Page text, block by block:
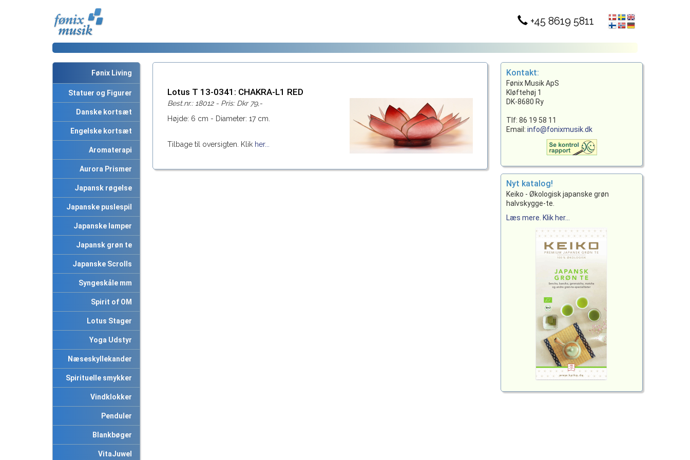
+45 8619 5811
Fønix Living
Statuer og Figurer
Danske kortsæt
Engelske kortsæt
Aromaterapi
Aurora Prismer
Japansk røgelse
Japanske puslespil
Japanske lamper
Japansk grøn te
Japanske Scrolls
Syngeskåle mm
Spirit of OM
Lotus Stager
Yoga Udstyr
Næseskyllekander
Spirituelle smykker
Vindklokker
Penduler
Blankbøger
VitaJuwel
Lotus T 13-0341: CHAKRA-L1 RED
Best.nr.: 18012 - Pris: Dkr 79,-
Højde: 6 cm - Diameter: 17 cm.
Tilbage til oversigten. Klik her...
Kontakt:
Fønix Musik ApS
Kløftehøj 1
DK-8680 Ry
Tlf: 86 19 58 11
Email:info@fonixmusik.dk
Nyt katalog!
Keiko - Økologisk japanske grøn
halvskygge-te.
Læs mere. Klik her...